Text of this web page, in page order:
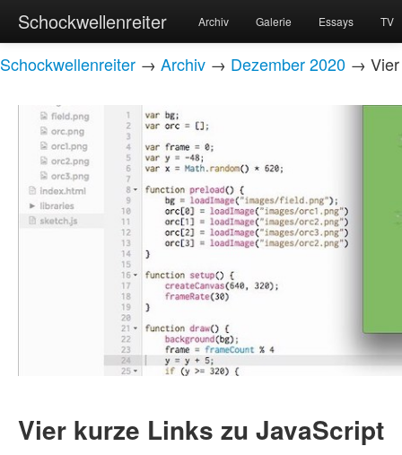
Schockwellenreiter Archiv Galerie Essays TV
Schockwellenreiter → Archiv → Dezember 2020 → Vier
Vier kurze Links zu JavaScript